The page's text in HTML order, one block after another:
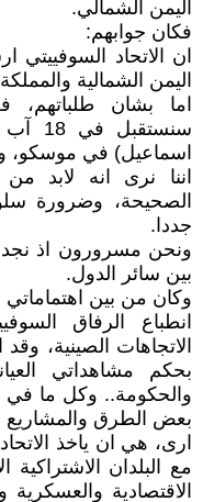
اليمن الشمالي.
فكان جوابهم:
ان الاتحاد
اليمن الشمالية
اما بشان طلباتهم،
اسماعيل) في موسكو،
اننا نرى انه لابد
الصحيحة، وضرورة
جددا.
ونحن مسرورون اذ نجد
بين سائر الدول.
وكان من بين
انطباع الرفاق
الاتجاهات الصينية،
بحكم مشاهداتي
والحكومة.. وكل ما في
بعض الطرق والمشاريع
ارى، هي ان ياخذ
مع البلدان
الاقتصادية